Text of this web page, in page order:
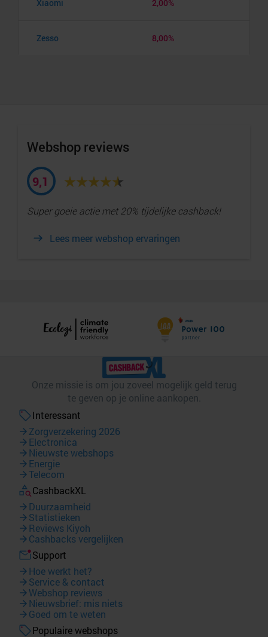
Xiaomi 2,00%
Zesso 8,00%
Webshop reviews
9,1
Super goeie actie met 20% tijdelijke cashback!
Lees meer webshop ervaringen
Onze missie is om jou zoveel mogelijk geld terug
te geven op je online aankopen.
Interessant
Zorgverzekering 2026
Electronica
Nieuwste webshops
Energie
Telecom
CashbackXL
Duurzaamheid
Statistieken
Reviews Kiyoh
Cashbacks vergelijken
Support
Hoe werkt het?
Service & contact
Webshop reviews
Nieuwsbrief: mis niets
Goed om te weten
Populaire webshops